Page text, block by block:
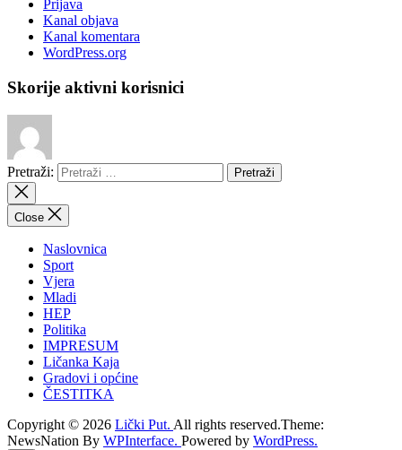
Prijava
Kanal objava
Kanal komentara
WordPress.org
Skorije aktivni korisnici
Pretraži:
Close
Naslovnica
Sport
Vjera
Mladi
HEP
Politika
IMPRESUM
Ličanka Kaja
Gradovi i općine
ČESTITKA
Copyright © 2026 Lički Put. All rights reserved.Theme:
NewsNation By WPInterface. Powered by WordPress.